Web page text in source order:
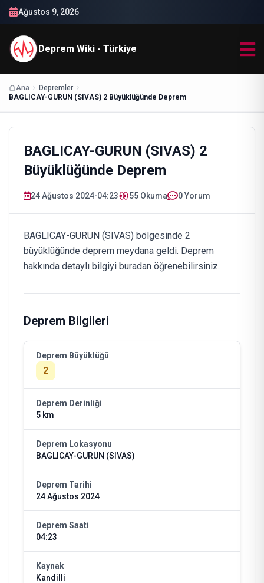
Ağustos 9, 2026
Deprem Wiki - Türkiye
Ana
Depremler
BAGLICAY-GURUN (SIVAS) 2 Büyüklüğünde Deprem
BAGLICAY-GURUN (SIVAS) 2
Büyüklüğünde Deprem
24 Ağustos 2024•04:23 55 Okuma 0 Yorum
BAGLICAY-GURUN (SIVAS) bölgesinde 2
büyüklüğünde deprem meydana geldi. Deprem
hakkında detaylı bilgiyi buradan öğrenebilirsiniz.
Deprem Bilgileri
Deprem Büyüklüğü
2
Deprem Derinliği
5 km
Deprem Lokasyonu
BAGLICAY-GURUN (SIVAS)
Deprem Tarihi
24 Ağustos 2024
Deprem Saati
04:23
Kaynak
Kandilli